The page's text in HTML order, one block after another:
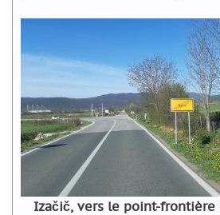
Izačič, vers le point-